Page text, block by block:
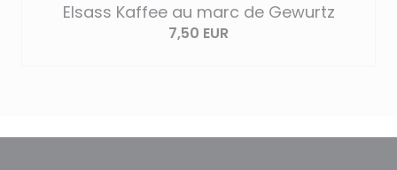
Elsass Kaffee au marc de Gewurtz
7,50 EUR